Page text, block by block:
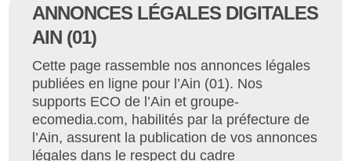
ANNONCES LÉGALES DIGITALES
AIN (01)
Cette page rassemble nos annonces légales
publiées en ligne pour l’Ain (01). Nos
supports ECO de l’Ain et groupe-
ecomedia.com, habilités par la préfecture de
l’Ain, assurent la publication de vos annonces
légales dans le respect du cadre